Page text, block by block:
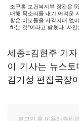
조규홍 보건복지부 장관은
대해 목소리를 내기 어려운
할은 이분들을 사각지대 없
하는 것"이라고 밝혔다. 사
세종=김현주 기
이 기사는 뉴스
김기성 편집국장